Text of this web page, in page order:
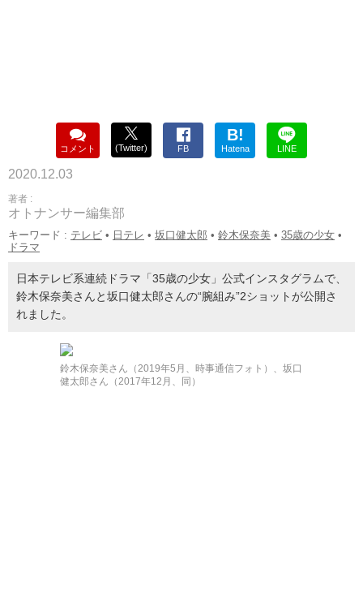
コメント (Twitter) FB
B!
Hatena LINE
2020.12.03
著者 :
オトナンサー編集部
キーワード : テレビ • 日テレ • 坂口健太郎 • 鈴木保奈美 • 35歳の少女 •
ドラマ
日本テレビ系連続ドラマ「35歳の少女」公式インスタグラムで、
鈴木保奈美さんと坂口健太郎さんの“腕組み”2ショットが公開さ
れました。
鈴木保奈美さん（2019年5月、時事通信フォト）、坂口
健太郎さん（2017年12月、同）